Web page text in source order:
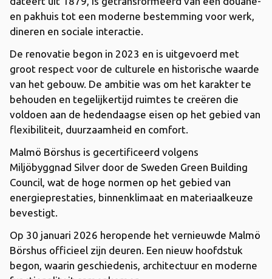
en pakhuis tot een moderne bestemming voor werk,
dineren en sociale interactie.
De renovatie begon in 2023 en is uitgevoerd met
groot respect voor de culturele en historische waarde
van het gebouw. ​​De ambitie was om het karakter te
behouden en tegelijkertijd ruimtes te creëren die
voldoen aan de hedendaagse eisen op het gebied van
flexibiliteit, duurzaamheid en comfort.
Malmö Börshus is gecertificeerd volgens
Miljöbyggnad Silver door de Sweden Green Building
Council, wat de hoge normen op het gebied van
energieprestaties, binnenklimaat en materiaalkeuze
bevestigt.
Op 30 januari 2026 heropende het vernieuwde Malmö
Börshus officieel zijn deuren. Een nieuw hoofdstuk
begon, waarin geschiedenis, architectuur en moderne